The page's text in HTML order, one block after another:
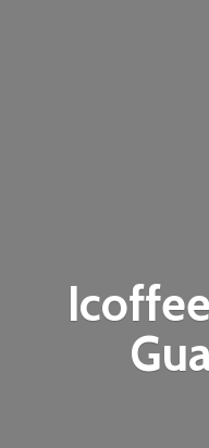
Icoffee